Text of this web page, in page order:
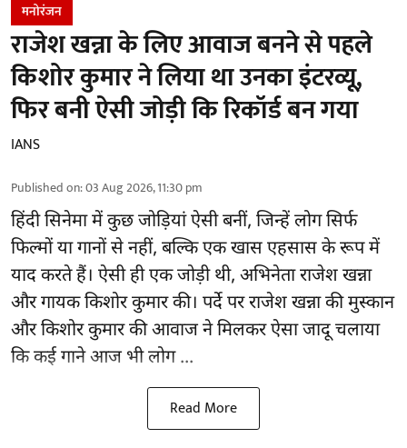
मनोरंजन
राजेश खन्ना के लिए आवाज बनने से पहले
किशोर कुमार ने लिया था उनका इंटरव्यू,
फिर बनी ऐसी जोड़ी कि रिकॉर्ड बन गया
IANS
Published on:03 Aug 2026, 11:30 pm
हिंदी सिनेमा में कुछ जोड़ियां ऐसी बनीं, जिन्हें लोग सिर्फ
फिल्मों या गानों से नहीं, बल्कि एक खास एहसास के रूप में
याद करते हैं। ऐसी ही एक जोड़ी थी, अभिनेता राजेश खन्ना
और गायक किशोर कुमार की। पर्दे पर राजेश खन्ना की मुस्कान
और किशोर कुमार कीआवाजने मिलकर ऐसा जादू चलाया
कि कई गाने आज भी लोग ...
Read More